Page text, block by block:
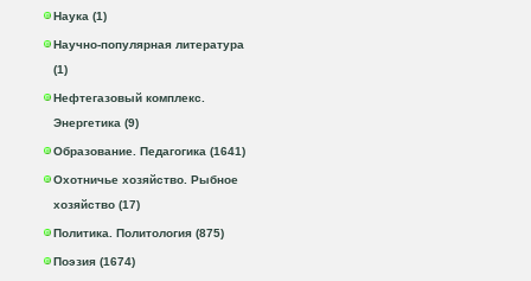
Наука (1)
Научно-популярная литература
(1)
Нефтегазовый комплекс.
Энергетика (9)
Образование. Педагогика (1641)
Охотничье хозяйство. Рыбное
хозяйство (17)
Политика. Политология (875)
Поэзия (1674)